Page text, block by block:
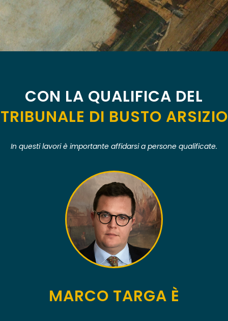
CON LA QUALIFICA DEL
TRIBUNALE DI BUSTO ARSIZIO
In questi lavori è importante affidarsi a persone qualificate.
MARCO TARGA È